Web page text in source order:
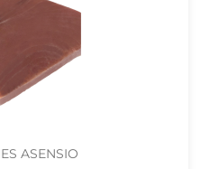
ASENSIO